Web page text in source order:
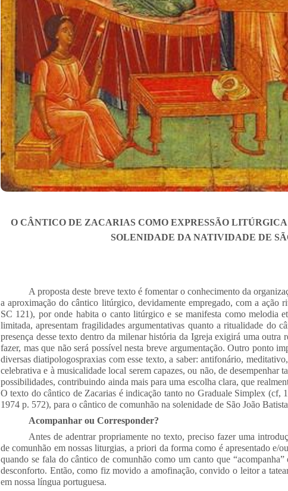
O CÂNTICO DE ZACARIAS COMO EXPRESSÃO
SOLENIDADE DA NATIVIDADE DE
A proposta deste breve texto é fomentar o conhecimento da
a aproximação do cântico litúrgico, devidamente empregado, com a ação
SC 121), por onde habita o canto litúrgico e se manifesta como melodia
limitada, apresentam fragilidades argumentativas quanto a ritualidade do
presença desse texto dentro da milenar história da Igreja exigirá uma
fazer, mas que não será possível nesta breve argumentação. Outro ponto
diversas diatipologospraxias com esse texto, a saber: antifonário,
celebrativa e à musicalidade local serem capazes, ou não, de desempenhar
possibilidades, contribuindo ainda mais para uma escolha clara, que
O texto do cântico de Zacarias é indicação tanto no Graduale Simplex (cf,
1974 p. 572), para o cântico de comunhão na solenidade de São João
Acompanhar ou Corresponder?
Antes de adentrar propriamente no texto, preciso fazer uma
de comunhão em nossas liturgias, a priori da forma como é apresentado e/
quando se fala do cântico de comunhão como um canto que
desconforto. Então, como fiz movido a amofinação, convido o leitor a
em nossa língua portuguesa.